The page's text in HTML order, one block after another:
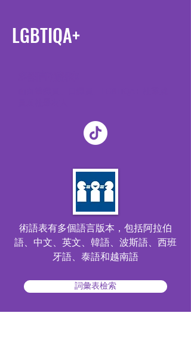
LGBTIQA+
術語表有多個語言版本，包括阿拉伯
語、中文、英文、韓語、波斯語、西班
牙語、泰語和越南語
詞彙表檢索